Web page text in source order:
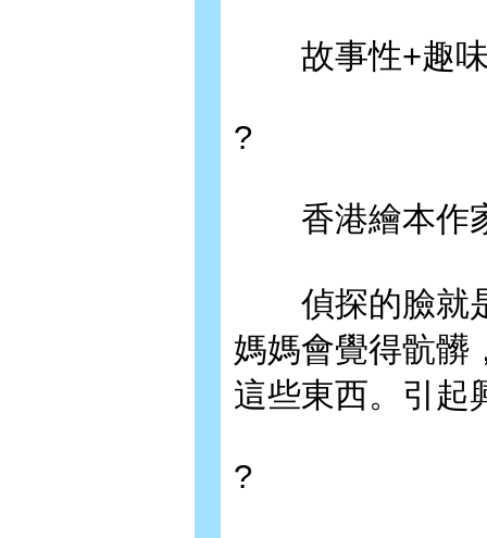
故事性+趣味
?
香港繪本作
偵探的臉就是
媽媽會覺得骯髒
這些東西。引起
?